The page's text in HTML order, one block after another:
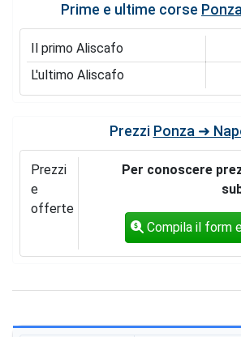
Prime e ultime corse
Il primo Aliscafo
L'ultimo Aliscafo
Prezzi Ponza ➜
Prezzi
e
offerte
Per conoscere
Compila il form